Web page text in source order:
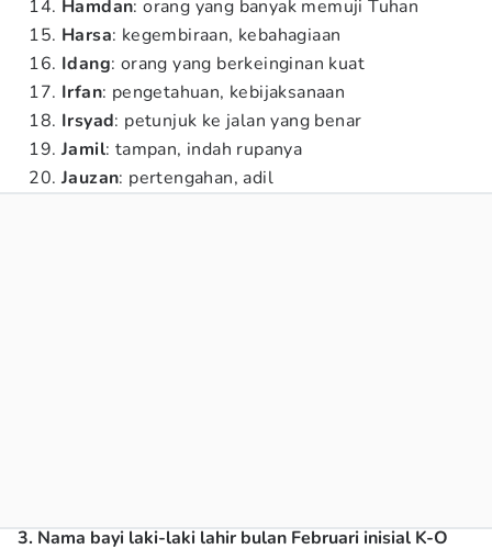
Hamdan: orang yang banyak memuji Tuhan
Harsa: kegembiraan, kebahagiaan
Idang: orang yang berkeinginan kuat
Irfan: pengetahuan, kebijaksanaan
Irsyad: petunjuk ke jalan yang benar
Jamil: tampan, indah rupanya
Jauzan: pertengahan, adil
3. Nama bayi laki-laki lahir bulan Februari inisial K-O